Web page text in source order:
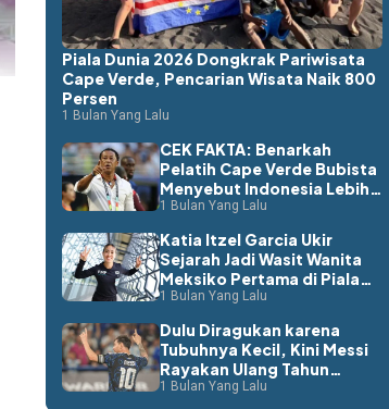
Piala Dunia 2026 Dongkrak Pariwisata
Cape Verde, Pencarian Wisata Naik 800
Persen
1 Bulan Yang Lalu
CEK FAKTA: Benarkah
Pelatih Cape Verde Bubista
Menyebut Indonesia Lebih
Layak ke Piala Dunia?
1 Bulan Yang Lalu
Katia Itzel Garcia Ukir
Sejarah Jadi Wasit Wanita
Meksiko Pertama di Piala
Dunia
1 Bulan Yang Lalu
Dulu Diragukan karena
Tubuhnya Kecil, Kini Messi
Rayakan Ulang Tahun
dengan Rekor Dunia
1 Bulan Yang Lalu